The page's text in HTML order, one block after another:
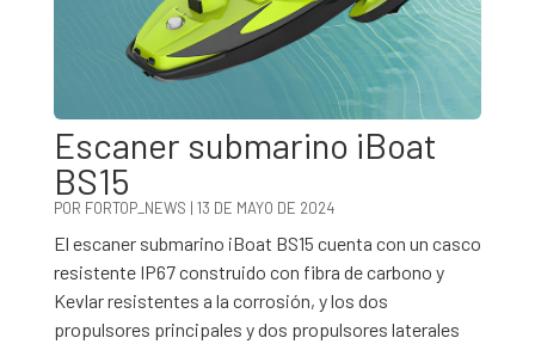
Escaner submarino iBoat
BS15
POR FORTOP_NEWS | 13 DE MAYO DE 2024
El escaner submarino iBoat BS15 cuenta con un casco
resistente IP67 construido con fibra de carbono y
Kevlar resistentes a la corrosión, y los dos
propulsores principales y dos propulsores laterales